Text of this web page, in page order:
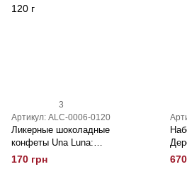
3
Артикул: ALC-0006-0120
Ликерные шоколадные
конфеты Una Luna:
Смородиновый спотыкач 120 г
170 грн